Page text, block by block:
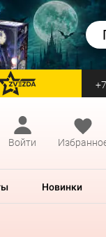
перейти на Zvezda
Войти
Новинки